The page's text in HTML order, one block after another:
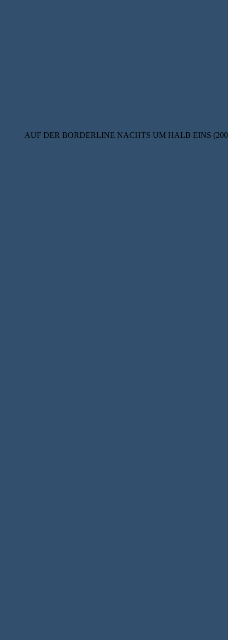
AUF DER BORDERLINE NACHTS UM HALB EINS